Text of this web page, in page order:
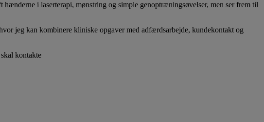
i laserterapi, mønstring og simple genoptræningsøvelser, men ser frem til
jeg kan kombinere kliniske opgaver med adfærdsarbejde, kundekontakt og
kontakte